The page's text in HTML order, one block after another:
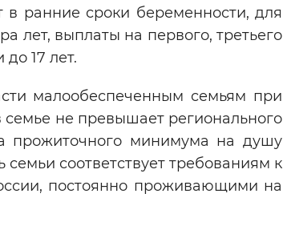
ранние сроки беременности, для
лет, выплаты на первого, третьего
17 лет.
малообеспеченным семьям при
не превышает регионального
прожиточного минимума на душу
семьи соответствует требованиям к
постоянно проживающими на